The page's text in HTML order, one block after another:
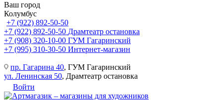
Ваш город
Колумбус
+7 (922) 892-50-50
+7 (922) 892-50-50 Драмтеатр остановка
+7 (908) 320-10-00 ГУМ Гагаринский
+7 (995) 310-30-50 Интернет-магазин
пр. Гагарина 40, ГУМ Гагаринский
ул. Ленинская 50, Драмтеатр остановка
Войти